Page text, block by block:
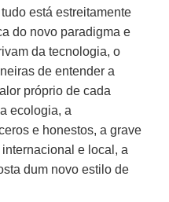
está estreitamente
do novo paradigma e
da tecnologia, o
de entender a
próprio de cada
ecologia, a
e honestos, a grave
e local, a
dum novo estilo de